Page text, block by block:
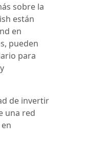
sobre la
están
en
pueden
para
de invertir
una red